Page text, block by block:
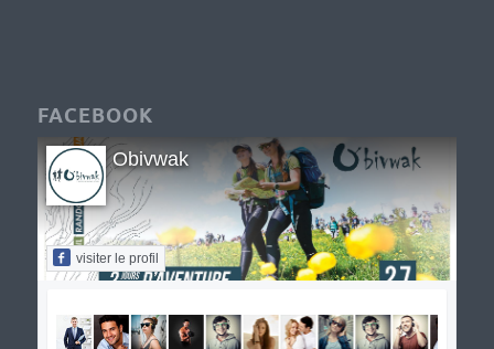
FACEBOOK
Obivwak
visiter le profil